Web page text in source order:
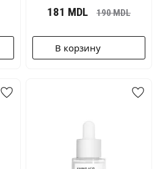
181 MDL 190MDL
В корзину